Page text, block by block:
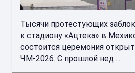
Тысячи протестующих
к стадиону «Ацтека» в
состоится церемония
ЧМ-2026. С прошлой нед ...